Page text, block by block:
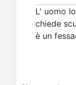
L' uomo
chiede
è un